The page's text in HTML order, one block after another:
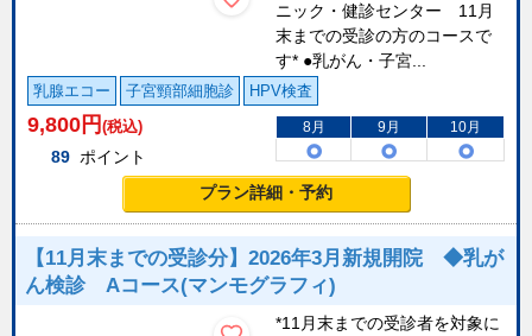
ニック・健診センター 11月
末までの受診の方のコースで
す* ●乳がん・子宮...
乳腺エコー 子宮頸部細胞診 HPV検査
9,800 円 (税込)
89 ポイント
8月 9月 10月
プラン詳細・予約
【11月末までの受診分】2026年3月新規開院 ◆乳が
ん検診 Aコース(マンモグラフィ)
*11月末までの受診者を対象に